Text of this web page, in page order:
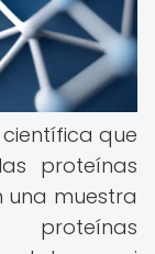
que
proteínas
una muestra
proteínas